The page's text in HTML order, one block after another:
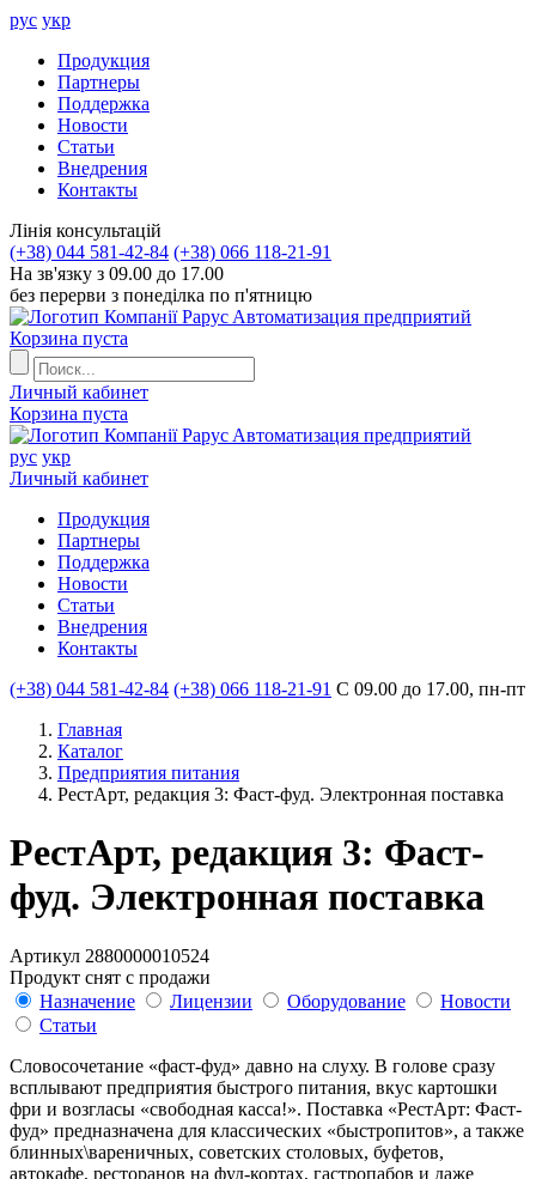
рус укр
Продукция
Партнеры
Поддержка
Новости
Статьи
Внедрения
Контакты
Лiнiя консультацiй
(+38) 044 581-42-84 (+38) 066 118-21-91
На зв'язку з 09.00 до 17.00
без перерви з понеділка по п'ятницю
Aвтоматизация предприятий
Корзина пуста
Личный кабинет
Корзина пуста
Aвтоматизация предприятий
рус укр
Личный кабинет
Продукция
Партнеры
Поддержка
Новости
Статьи
Внедрения
Контакты
(+38) 044 581-42-84 (+38) 066 118-21-91 С 09.00 до 17.00, пн-пт
Главная
Каталог
Предприятия питания
РестАрт, редакция 3: Фаст-фуд. Электронная поставка
РестАрт, редакция 3: Фаст-
фуд. Электронная поставка
Артикул 2880000010524
Продукт снят с продажи
Назначение
Лицензии Оборудование
Новости
Статьи
Словосочетание «фаст-фуд» давно на слуху. В голове сразу
всплывают предприятия быстрого питания, вкус картошки
фри и возгласы «свободная касса!». Поставка «РестАрт: Фаст-
фуд» предназначена для классических «быстропитов», а также
блинных\вареничных, советских столовых, буфетов,
автокафе, ресторанов на фуд-кортах, гастропабов и даже